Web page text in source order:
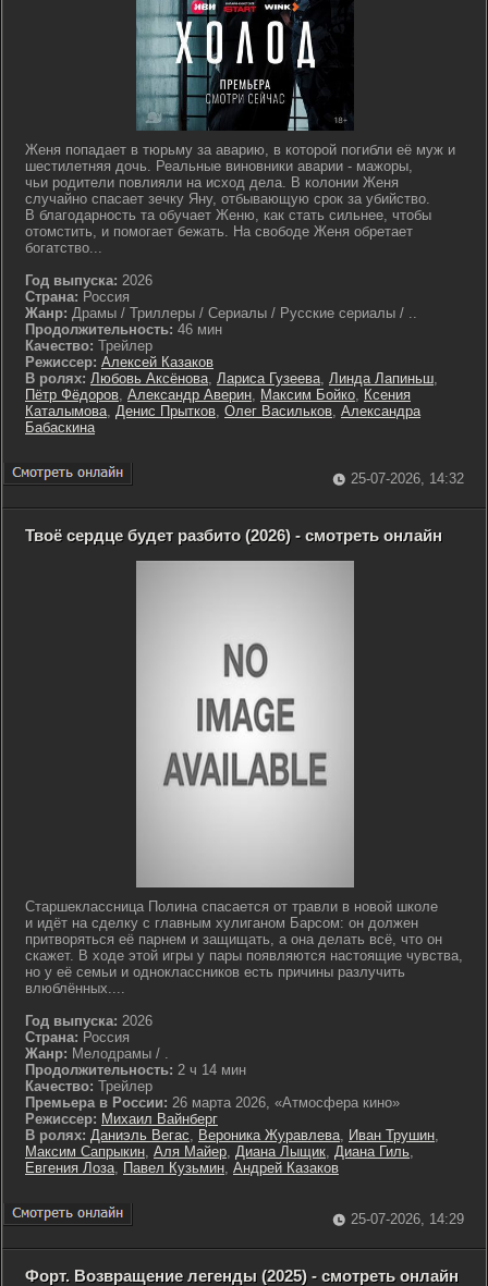
Женя попадает в тюрьму за аварию, в которой погибли её муж и
шестилетняя дочь. Реальные виновники аварии - мажоры,
чьи родители повлияли на исход дела. В колонии Женя
случайно спасает зечку Яну, отбывающую срок за убийство.
В благодарность та обучает Женю, как стать сильнее, чтобы
отомстить, и помогает бежать. На свободе Женя обретает
богатство...
Год выпуска: 2026
Страна: Россия
Жанр: Драмы / Триллеры / Сериалы / Русские сериалы / ..
Продолжительность: 46 мин
Качество: Трейлер
Режиссер: Алексей Казаков
В ролях: Любовь Аксёнова, Лариса Гузеева, Линда Лапиньш,
Пётр Фёдоров, Александр Аверин, Максим Бойко, Ксения
Каталымова, Денис Прытков, Олег Васильков, Александра
Бабаскина
25-07-2026, 14:32
Твоё сердце будет разбито (2026) - смотреть онлайн
Старшеклассница Полина спасается от травли в новой школе
и идёт на сделку с главным хулиганом Барсом: он должен
притворяться её парнем и защищать, а она делать всё, что он
скажет. В ходе этой игры у пары появляются настоящие чувства,
но у её семьи и одноклассников есть причины разлучить
влюблённых....
Год выпуска: 2026
Страна: Россия
Жанр: Мелодрамы / .
Продолжительность: 2 ч 14 мин
Качество: Трейлер
Премьера в России: 26 марта 2026, «Атмосфера кино»
Режиссер: Михаил Вайнберг
В ролях: Даниэль Вегас, Вероника Журавлева, Иван Трушин,
Максим Сапрыкин, Аля Майер, Диана Лыщик, Диана Гиль,
Евгения Лоза, Павел Кузьмин, Андрей Казаков
25-07-2026, 14:29
Форт. Возвращение легенды (2025) - смотреть онлайн